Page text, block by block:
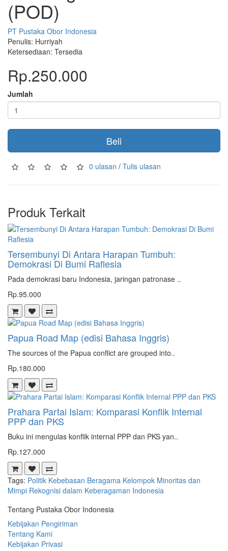
(POD)
PT Pustaka Obor Indonesia
Penulis: Hurriyah
Ketersediaan: Tersedia
Rp.250.000
Jumlah
Beli
0 ulasan / Tulis ulasan
Produk Terkait
Tersembunyi Di Antara Harapan Tumbuh:
Demokrasi Di Bumi Raflesia
Pada demokrasi baru Indonesia, jaringan patronase ..
Rp.95.000
Papua Road Map (edisi Bahasa Inggris)
The sources of the Papua conflict are grouped into..
Rp.180.000
Prahara Partai Islam: Komparasi Konflik Internal
PPP dan PKS
Buku ini mengulas konflik internal PPP dan PKS yan..
Rp.127.000
Tags: Politik Kebebasan Beragama Kelompok Minoritas dan
Mimpi Rekognisi dalam Keberagaman Indonesia
Tentang Pustaka Obor Indonesia
Kebijakan Pengiriman
Tentang Kami
Kebijakan Privasi